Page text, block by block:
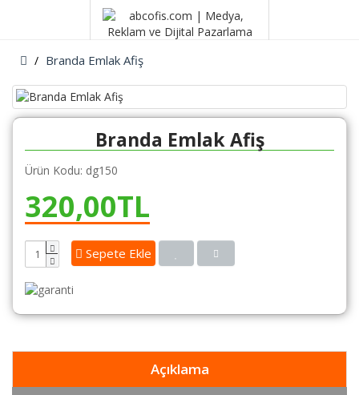
Branda Emlak Afiş
Branda Emlak Afiş
Ürün Kodu: dg150
320,00TL
Sepete Ekle
Açıklama